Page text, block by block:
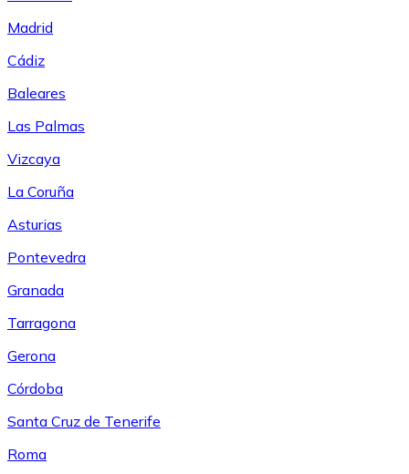
Madrid
Cádiz
Baleares
Las Palmas
Vizcaya
La Coruña
Asturias
Pontevedra
Granada
Tarragona
Gerona
Córdoba
Santa Cruz de Tenerife
Roma